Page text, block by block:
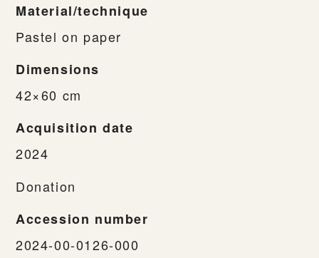
Material/technique
Pastel on paper
Dimensions
42×60 cm
Acquisition date
2024
Donation
Accession number
2024-00-0126-000